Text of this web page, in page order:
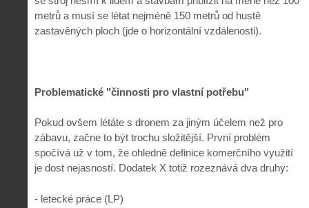
metrů a musí se létat nejméně 150 metrů od hustě
zastavěných ploch (jde o horizontální vzdálenosti).
Problematické "činnosti pro vlastní potřebu"
Pokud ovšem létáte s dronem za jiným účelem než pro
zábavu, začne to být trochu složitější. První problém
spočívá už v tom, že ohledně definice komerčního využití
je dost nejasností. Dodatek X totiž rozeznává dva druhy:
- letecké práce (LP)